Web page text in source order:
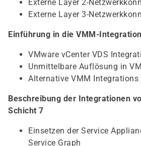
Externe Layer 2-
Externe Layer 3-
Einführung in die VMM-Integration
VMware vCenter VDS
Unmittelbare Auflösung in
Alternative VMM Integrations
Beschreibung der Integrationen
Schicht 7
Einsetzen der Service
Service Graph